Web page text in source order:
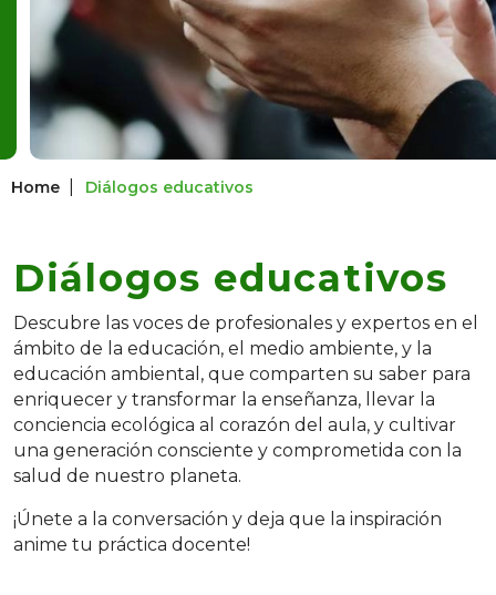
Home Diálogos educativos
Diálogos educativos
Descubre las voces de profesionales y expertos en el
ámbito de la educación, el medio ambiente, y la
educación ambiental, que comparten su saber para
enriquecer y transformar la enseñanza, llevar la
conciencia ecológica al corazón del aula, y cultivar
una generación consciente y comprometida con la
salud de nuestro planeta.
¡Únete a la conversación y deja que la inspiración
anime tu práctica docente!